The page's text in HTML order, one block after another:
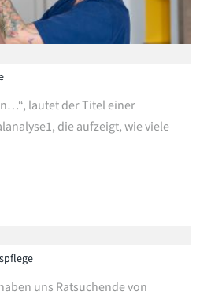
lautet der Titel einer
die aufzeigt, wie viele
uns Ratsuchende von